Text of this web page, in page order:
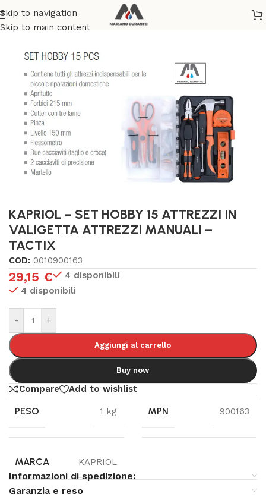
Skip to navigation
Skip to main content
Home/BRICOLAGE E FAI DA TE
KAPRIOL – SET HOBBY 15 ATTREZZI IN
VALIGETTA ATTREZZI MANUALI –
TACTIX
COD: 0010900163
29,15 €
4 disponibili
4 disponibili
- +
Aggiungi al carrello
Buy now
Compare Add to wishlist
PESO 1 kg MPN 900163
MARCA KAPRIOL
Informazioni di spedizione:
Garanzia e reso